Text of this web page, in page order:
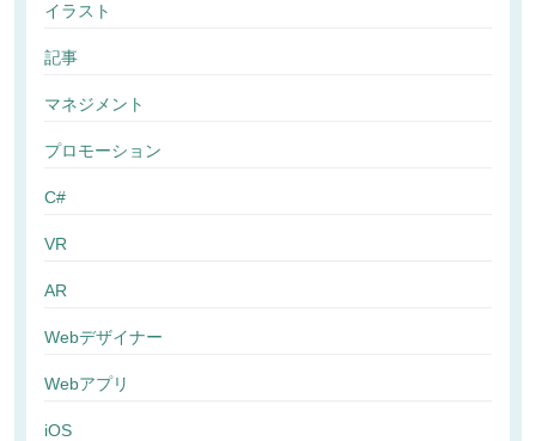
イラスト
記事
マネジメント
プロモーション
C#
VR
AR
Webデザイナー
Webアプリ
iOS